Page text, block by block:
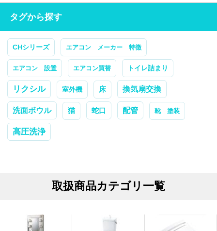
タグから探す
CHシリーズ エアコン メーカー 特徴
エアコン 設置 エアコン買替 トイレ詰まり
リクシル 室外機 床 換気扇交換
洗面ボウル 猫 蛇口 配管 靴 塗装
高圧洗浄
取扱商品カテゴリ一覧